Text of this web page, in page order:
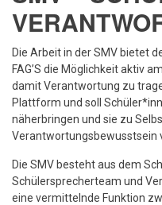
V
Die Arbeit in der SMV bietet
FAG’S die Möglichkeit aktiv
damit Verantwortung zu
Plattform und soll
näherbringen und sie zu
Verantwortungsbewusstsein
Die SMV besteht aus dem
Schülersprecherteam und
eine vermittelnde Funktion